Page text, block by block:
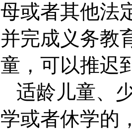
母或者其他法
并完成义务教
童，可以推迟
适龄儿童、
学或者休学的